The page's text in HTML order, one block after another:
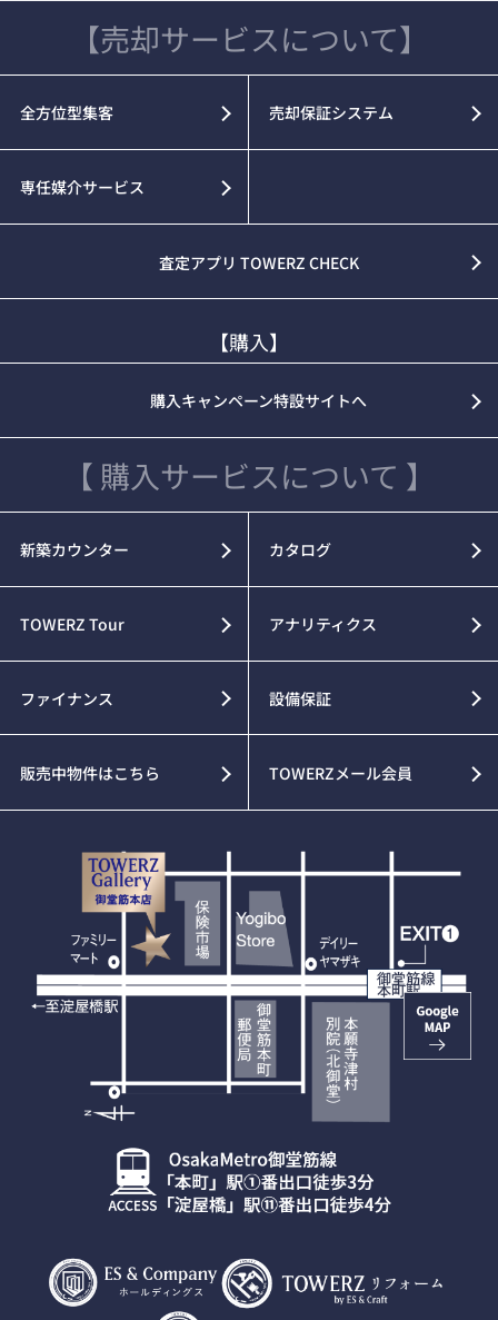
【売却サービスについて】
全方位型集客 売却保証システム
専任媒介サービス
査定アプリ TOWERZ CHECK
【購入】
購入キャンペーン特設サイトへ
【 購入サービスについて 】
新築カウンター カタログ
TOWERZ Tour アナリティクス
ファイナンス 設備保証
販売中物件はこちら TOWERZメール会員